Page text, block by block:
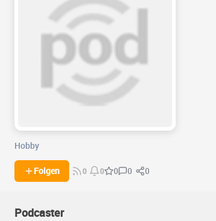
Hobby
Folgen 0 0 0 0 0
Podcaster